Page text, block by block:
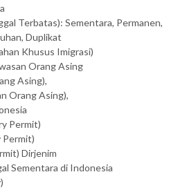
Terbatas): Sementara, Permanen,
Duplikat
Khusus Imigrasi)
Orang Asing
Asing),
Orang Asing),
Permit)
Permit)
Dirjenim
Sementara di Indonesia